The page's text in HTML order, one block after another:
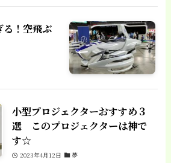
る！空飛ぶ
小型プロジェクターおすすめ３
選 このプロジェクターは神で
す☆
2023年4月12日 夢